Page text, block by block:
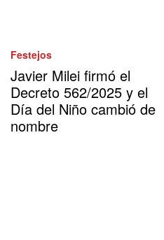
Festejos
Javier Milei firmó el
Decreto 562/2025 y el
Día del Niño cambió de
nombre